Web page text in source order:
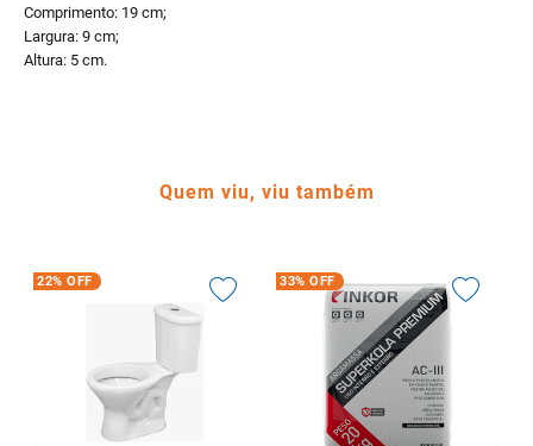
Comprimento: 19 cm;
Largura: 9 cm;
Altura: 5 cm.
Quem viu, viu também
22% OFF 33% OFF